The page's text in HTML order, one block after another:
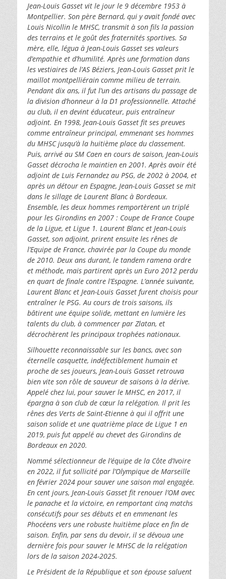
Jean-Louis Gasset vit le jour le 9 décembre 1953 à
Montpellier. Son père Bernard, qui y avait fondé avec
Louis Nicollin le MHSC, transmit à son fils la passion
des terrains et le goût des fraternités sportives. Sa
mère, elle, légua à Jean-Louis Gasset ses valeurs
d’empathie et d’humilité. Après une formation dans
les vestiaires de l’AS Béziers, Jean-Louis Gasset prit le
maillot montpelliérain comme milieu de terrain.
Pendant dix ans, il fut l’un des artisans du passage de
la division d’honneur à la D1 professionnelle. Attaché
au club, il en devint éducateur, puis entraîneur
adjoint. En 1998, Jean-Louis Gasset fit ses preuves
comme entraîneur principal, emmenant ses hommes
du MHSC jusqu’à la huitième place du classement.
Puis, arrivé au SM Caen en cours de saison, Jean-Louis
Gasset décrocha le maintien en 2001. Après avoir été
adjoint de Luis Fernandez au PSG, de 2002 à 2004, et
après un détour en Espagne, Jean-Louis Gasset se mit
dans le sillage de Laurent Blanc à Bordeaux.
Ensemble, les deux hommes remportèrent un triplé
pour les Girondins en 2007 : Coupe de France Coupe
de la Ligue, et Ligue 1. Laurent Blanc et Jean-Louis
Gasset, son adjoint, prirent ensuite les rênes de
l’Equipe de France, chavirée par la Coupe du monde
de 2010. Deux ans durant, le tandem ramena ordre
et méthode, mais partirent après un Euro 2012 perdu
en quart de finale contre l’Espagne. L’année suivante,
Laurent Blanc et Jean-Louis Gasset furent choisis pour
entraîner le PSG. Au cours de trois saisons, ils
bâtirent une équipe solide, mettant en lumière les
talents du club, à commencer par Zlatan, et
décrochèrent les principaux trophées nationaux.
Silhouette reconnaissable sur les bancs, avec son
éternelle casquette, indéfectiblement humain et
proche de ses joueurs, Jean-Louis Gasset retrouva
bien vite son rôle de sauveur de saisons à la dérive.
Appelé chez lui, pour sauver le MHSC, en 2017, il
épargna à son club de cœur la relégation. Il prit les
rênes des Verts de Saint-Etienne à qui il offrit une
saison solide et une quatrième place de Ligue 1 en
2019, puis fut appelé au chevet des Girondins de
Bordeaux en 2020.
Nommé sélectionneur de l’équipe de la Côte d’Ivoire
en 2022, il fut sollicité par l’Olympique de Marseille
en février 2024 pour sauver une saison mal engagée.
En cent jours, Jean-Louis Gasset fit renouer l’OM avec
le panache et la victoire, en remportant cinq matchs
consécutifs pour ses débuts et en emmenant les
Phocéens vers une robuste huitième place en fin de
saison. Enfin, par sens du devoir, il se dévoua une
dernière fois pour sauver le MHSC de la relégation
lors de la saison 2024-2025.
Le Président de la République et son épouse saluent